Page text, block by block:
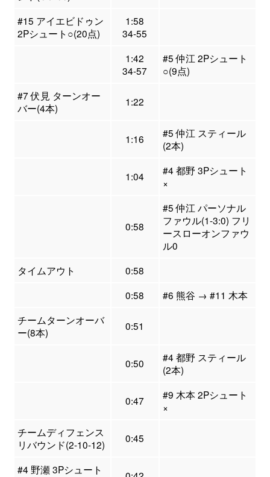
#15 アイエビドゥン
2Pシュート○(20点)
1:58
34-55
1:42
34-57
#5 仲江 2Pシュート
○(9点)
#7 伏見 ターンオー
バー(4本)
1:22
1:16
#5 仲江 スティール
(2本)
1:04
#4 都野 3Pシュート
×
0:58
#5 仲江 パーソナル
ファウル(1-3:0) フリ
ースローオンファウ
ル0
タイムアウト
0:58
0:58
#6 熊谷 → #11 木本
チームターンオーバ
ー(8本)
0:51
0:50
#4 都野 スティール
(2本)
0:47
#9 木本 2Pシュート
×
チームディフェンス
リバウンド(2-10-12)
0:45
#4 野瀬 3Pシュート